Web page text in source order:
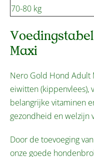
70-80 kg
Maxi
Nero Gold Hond Adult
eiwitten (kippenvlees),
belangrijke vitaminen
gezondheid en welzijn
Door de toevoeging
onze goede